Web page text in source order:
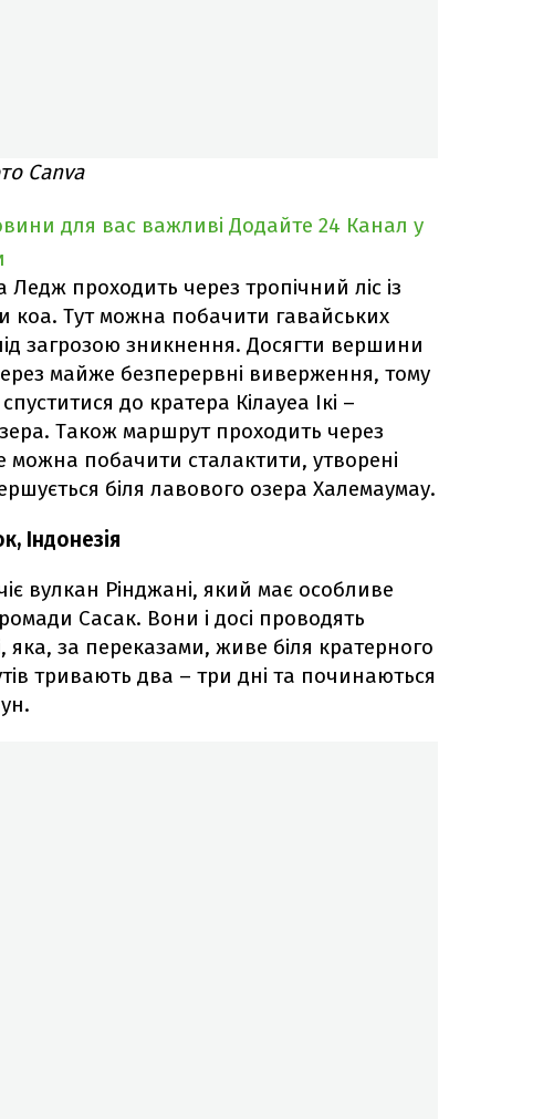
Canva
для вас важливі Додайте 24 Канал у
проходить через тропічний ліс із
коа. Тут можна побачити гавайських
загрозою зникнення. Досягти вершини
майже безперервні виверження, тому
до кратера Кілауеа Ікі –
Також маршрут проходить через
можна побачити сталактити, утворені
біля лавового озера Халемаумау.
Індонезія
вулкан Рінджані, який має особливе
Сасак. Вони і досі проводять
яка, за переказами, живе біля кратерного
тривають два – три дні та починаються